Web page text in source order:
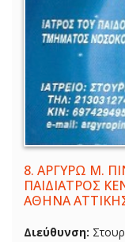
8. ΑΡΓΥΡΩ Μ.
ΠΑΙΔΙΑΤΡΟΣ
ΑΘΗΝΑ
Διεύθυνση: